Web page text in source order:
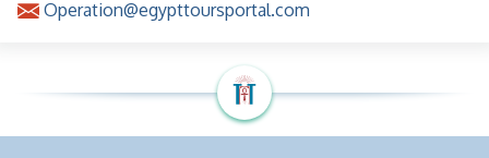
Operation@egypttoursportal.com